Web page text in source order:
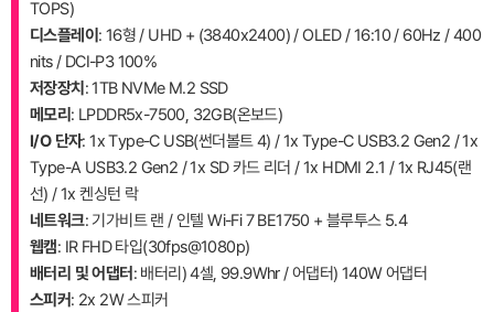
TOPS)
디스플레이 : 16형 / UHD + (3840x2400) / OLED / 16:10 / 60Hz / 400
nits / DCI-P3 100%
저장장치 : 1TB NVMe M.2 SSD
메모리 : LPDDR5x-7500, 32GB(온보드)
I/O 단자: 1x Type-C USB(썬더볼트 4) / 1x Type-C USB3.2 Gen2 / 1x
Type-A USB3.2 Gen2 / 1x SD 카드 리더 / 1x HDMI 2.1 / 1x RJ45(랜
선) / 1x 켄싱턴 락
네트워크: 기가비트 랜 / 인텔 Wi-Fi 7 BE1750 + 블루투스 5.4
웹캠: IR FHD 타입(30fps@1080p)
배터리 및 어댑터 : 배터리) 4셀, 99.9Whr / 어댑터) 140W 어댑터
스피커: 2x 2W 스피커